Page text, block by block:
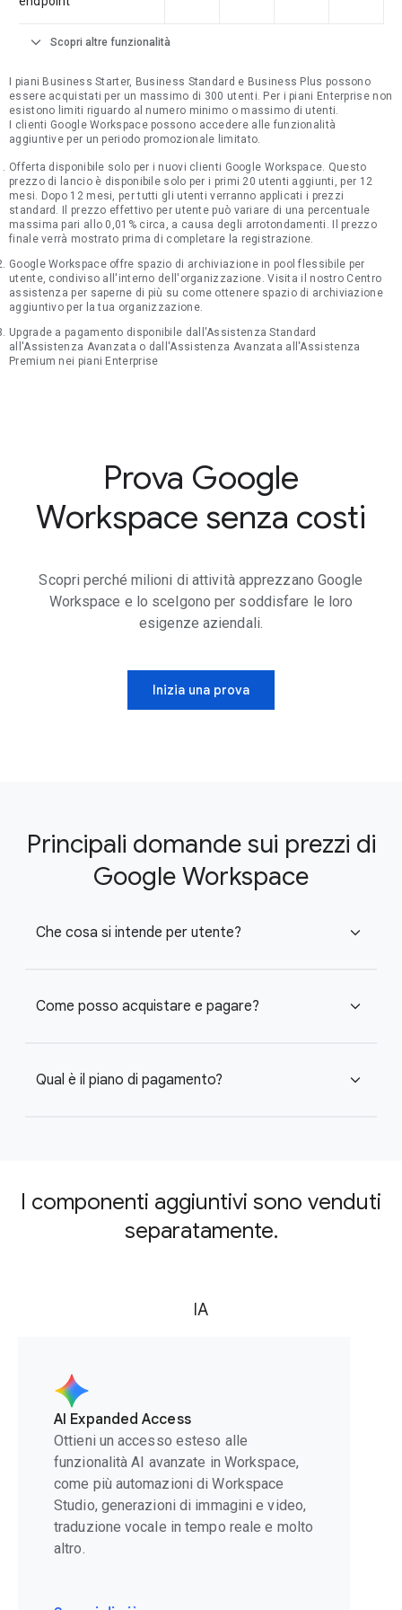
expand_more Scopri altre funzionalità
I piani Business Starter, Business Standard e Business Plus possono
essere acquistati per un massimo di 300 utenti. Per i piani Enterprise non
esistono limiti riguardo al numero minimo o massimo di utenti.
I clienti Google Workspace possono accedere alle funzionalità
aggiuntive per un periodo promozionale limitato.
Offerta disponibile solo per i nuovi clienti Google Workspace. Questo
prezzo di lancio è disponibile solo per i primi 20 utenti aggiunti, per 12
mesi. Dopo 12 mesi, per tutti gli utenti verranno applicati i prezzi
standard. Il prezzo effettivo per utente può variare di una percentuale
massima pari allo 0,01% circa, a causa degli arrotondamenti. Il prezzo
finale verrà mostrato prima di completare la registrazione.
Google Workspace offre spazio di archiviazione in pool flessibile per
utente, condiviso all'interno dell'organizzazione. Visita il nostro Centro
assistenza per saperne di più su come ottenere spazio di archiviazione
aggiuntivo per la tua organizzazione.
Upgrade a pagamento disponibile dall'Assistenza Standard
all'Assistenza Avanzata o dall'Assistenza Avanzata all'Assistenza
Premium nei piani Enterprise
Prova Google
Workspace senza costi
Scopri perché milioni di attività apprezzano Google
Workspace e lo scelgono per soddisfare le loro
esigenze aziendali.
Inizia una prova
Principali domande sui prezzi di
Google Workspace
Che cosa si intende per utente? expand_more
Come posso acquistare e pagare? expand_more
Qual è il piano di pagamento? expand_more
I componenti aggiuntivi sono venduti
separatamente.
IA
AI Expanded Access
Ottieni un accesso esteso alle
funzionalità AI avanzate in Workspace,
come più automazioni di Workspace
Studio, generazioni di immagini e video,
traduzione vocale in tempo reale e molto
altro.